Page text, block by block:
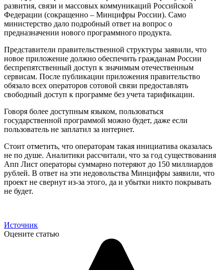
развития, связи и массовых коммуникаций Российской
Федерации (сокращенно – Минцифры России). Само
министерство дало подробный ответ на вопрос о
предназначении нового программного продукта.
Представители правительственной структуры заявили, что
новое приложение должно обеспечить гражданам России
беспрепятственный доступ к значимым отечественным
сервисам. После публикации приложения правительство
обязало всех операторов сотовой связи предоставлять
свободный доступ к программе без учета тарификации.
Говоря более доступным языком, пользоваться
государственной программой можно будет, даже если
пользователь не заплатил за интернет.
Стоит отметить, что операторам такая инициатива оказалась
не по душе. Аналитики рассчитали, что за год существования
Апп Лист операторы суммарно потеряют до 150 миллиардов
рублей. В ответ на эти недовольства Минцифры заявили, что
проект не свернут из-за этого, да и убытки никто покрывать
не будет.
Источник
Оцените статью